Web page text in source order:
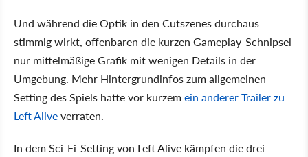
Und während die Optik in den Cutszenes durchaus
stimmig wirkt, offenbaren die kurzen Gameplay-Schnipsel
nur mittelmäßige Grafik mit wenigen Details in der
Umgebung. Mehr Hintergrundinfos zum allgemeinen
Setting des Spiels hatte vor kurzemein anderer Trailer zu
Left Aliveverraten.
In dem Sci-Fi-Setting von Left Alive kämpfen die drei